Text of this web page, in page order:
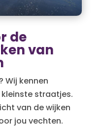
de
van
Wij kennen
straatjes.
van de wijken
jou vechten.